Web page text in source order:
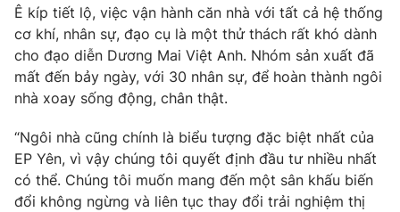
VTV Money VTV Thể thao
VTV Sức khoẻ Bất động sản
Thị trường 24h Tấm lòng Việt
VTV4 Vươn mình bằng AI
Ê kíp tiết lộ, việc vận hành căn nhà với tất cả hệ thống
cơ khí, nhân sự, đạo cụ là một thử thách rất khó dành
cho đạo diễn Dương Mai Việt Anh. Nhóm sản xuất đã
mất đến bảy ngày, với 30 nhân sự, để hoàn thành ngôi
nhà xoay sống động, chân thật.
“Ngôi nhà cũng chính là biểu tượng đặc biệt nhất của
EP Yên, vì vậy chúng tôi quyết định đầu tư nhiều nhất
có thể. Chúng tôi muốn mang đến một sân khấu biến
đổi không ngừng và liên tục thay đổi trải nghiệm thị